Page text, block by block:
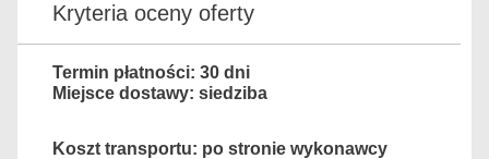
Kryteria oceny oferty
Termin płatności: 30 dni
Miejsce dostawy: siedziba
Koszt transportu: po stronie wykonawcy